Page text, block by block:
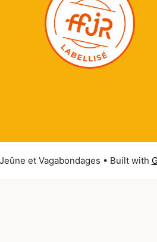
et Vagabondages • Built with